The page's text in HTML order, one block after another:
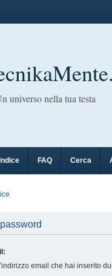
universo nella tua testa
Indice FAQ Cerca
email che hai inserito